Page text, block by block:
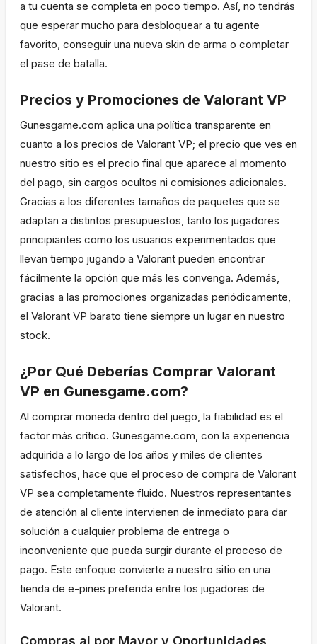
a tu cuenta se completa en poco tiempo. Así, no tendrás
que esperar mucho para desbloquear a tu agente
favorito, conseguir una nueva skin de arma o completar
el pase de batalla.
Precios y Promociones de Valorant VP
Gunesgame.com aplica una política transparente en
cuanto a los precios de Valorant VP; el precio que ves en
nuestro sitio es el precio final que aparece al momento
del pago, sin cargos ocultos ni comisiones adicionales.
Gracias a los diferentes tamaños de paquetes que se
adaptan a distintos presupuestos, tanto los jugadores
principiantes como los usuarios experimentados que
llevan tiempo jugando a Valorant pueden encontrar
fácilmente la opción que más les convenga. Además,
gracias a las promociones organizadas periódicamente,
el Valorant VP barato tiene siempre un lugar en nuestro
stock.
¿Por Qué Deberías Comprar Valorant
VP en Gunesgame.com?
Al comprar moneda dentro del juego, la fiabilidad es el
factor más crítico. Gunesgame.com, con la experiencia
adquirida a lo largo de los años y miles de clientes
satisfechos, hace que el proceso de compra de Valorant
VP sea completamente fluido. Nuestros representantes
de atención al cliente intervienen de inmediato para dar
solución a cualquier problema de entrega o
inconveniente que pueda surgir durante el proceso de
pago. Este enfoque convierte a nuestro sitio en una
tienda de e-pines preferida entre los jugadores de
Valorant.
Compras al por Mayor y Oportunidades